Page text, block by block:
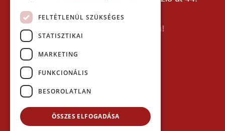
Telefon:
E-mail: info(kukac)gokartvac.hu
Írj nekem itt a kapcsolat űrlapon!
Térkép:
FELTÉTLENÜL SZÜKSÉGES
STATISZTIKAI
MARKETING
FUNKCIONÁLIS
BESOROLATLAN
ÖSSZES ELFOGADÁSA